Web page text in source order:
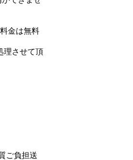
金は無料
理させて頂
ご負担送